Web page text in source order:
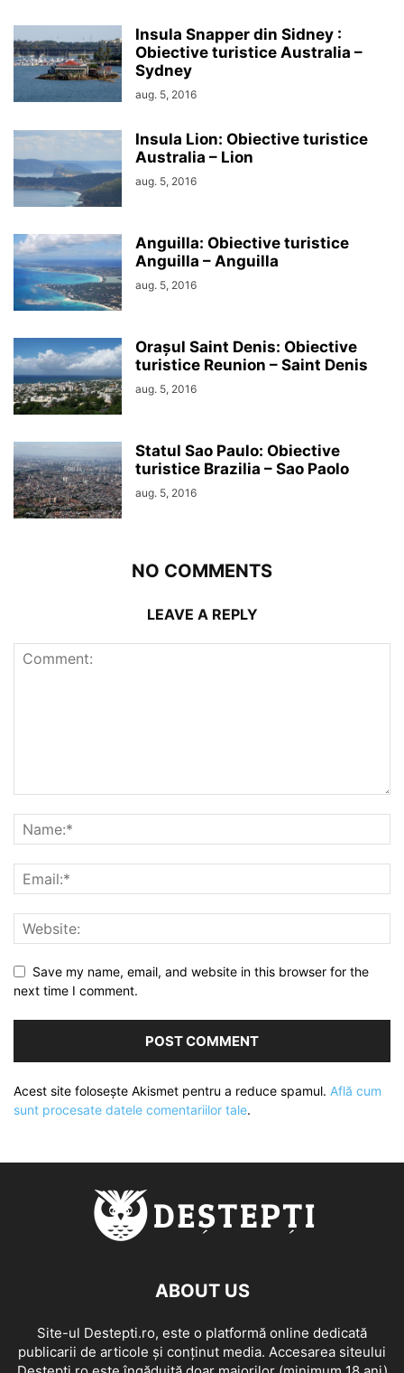
Insula Snapper din Sidney :
Obiective turistice Australia –
Sydney
aug. 5, 2016
Insula Lion: Obiective turistice
Australia – Lion
aug. 5, 2016
Anguilla: Obiective turistice
Anguilla – Anguilla
aug. 5, 2016
Orașul Saint Denis: Obiective
turistice Reunion – Saint Denis
aug. 5, 2016
Statul Sao Paulo: Obiective
turistice Brazilia – Sao Paolo
aug. 5, 2016
NO COMMENTS
LEAVE A REPLY
Save my name, email, and website in this browser for the
next time I comment.
Acest site folosește Akismet pentru a reduce spamul. Află cum
sunt procesate datele comentariilor tale.
ABOUT US
Site-ul Destepti.ro, este o platformă online dedicată
publicarii de articole și conținut media. Accesarea siteului